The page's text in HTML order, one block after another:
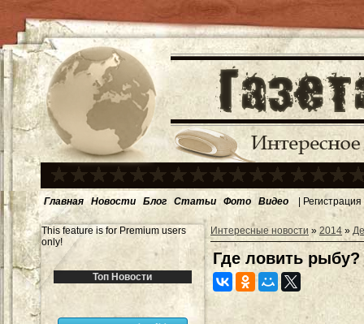
Главная Новости Блог Статьи Фото Видео | Регистрация
This feature is for Premium users
only!
Топ Новости
Интересные новости » 2014 »
Где ловить рыбу?